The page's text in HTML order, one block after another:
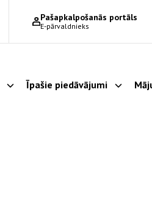
Pašapkalpošanās portāls
E-pārvaldnieks
Parādīt apakšizvēlni
Īpašie piedāvājumi Parādīt